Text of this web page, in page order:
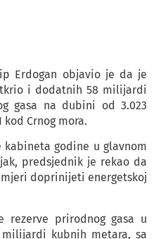
Erdogan objavio je da je
i dodatnih 58 milijardi
gasa na dubini od 3.023
kod Crnog mora.
kabineta godine u glavnom
predsjednik je rekao da
doprinijeti energetskoj
rezerve prirodnog gasa u
milijardi kubnih metara, sa